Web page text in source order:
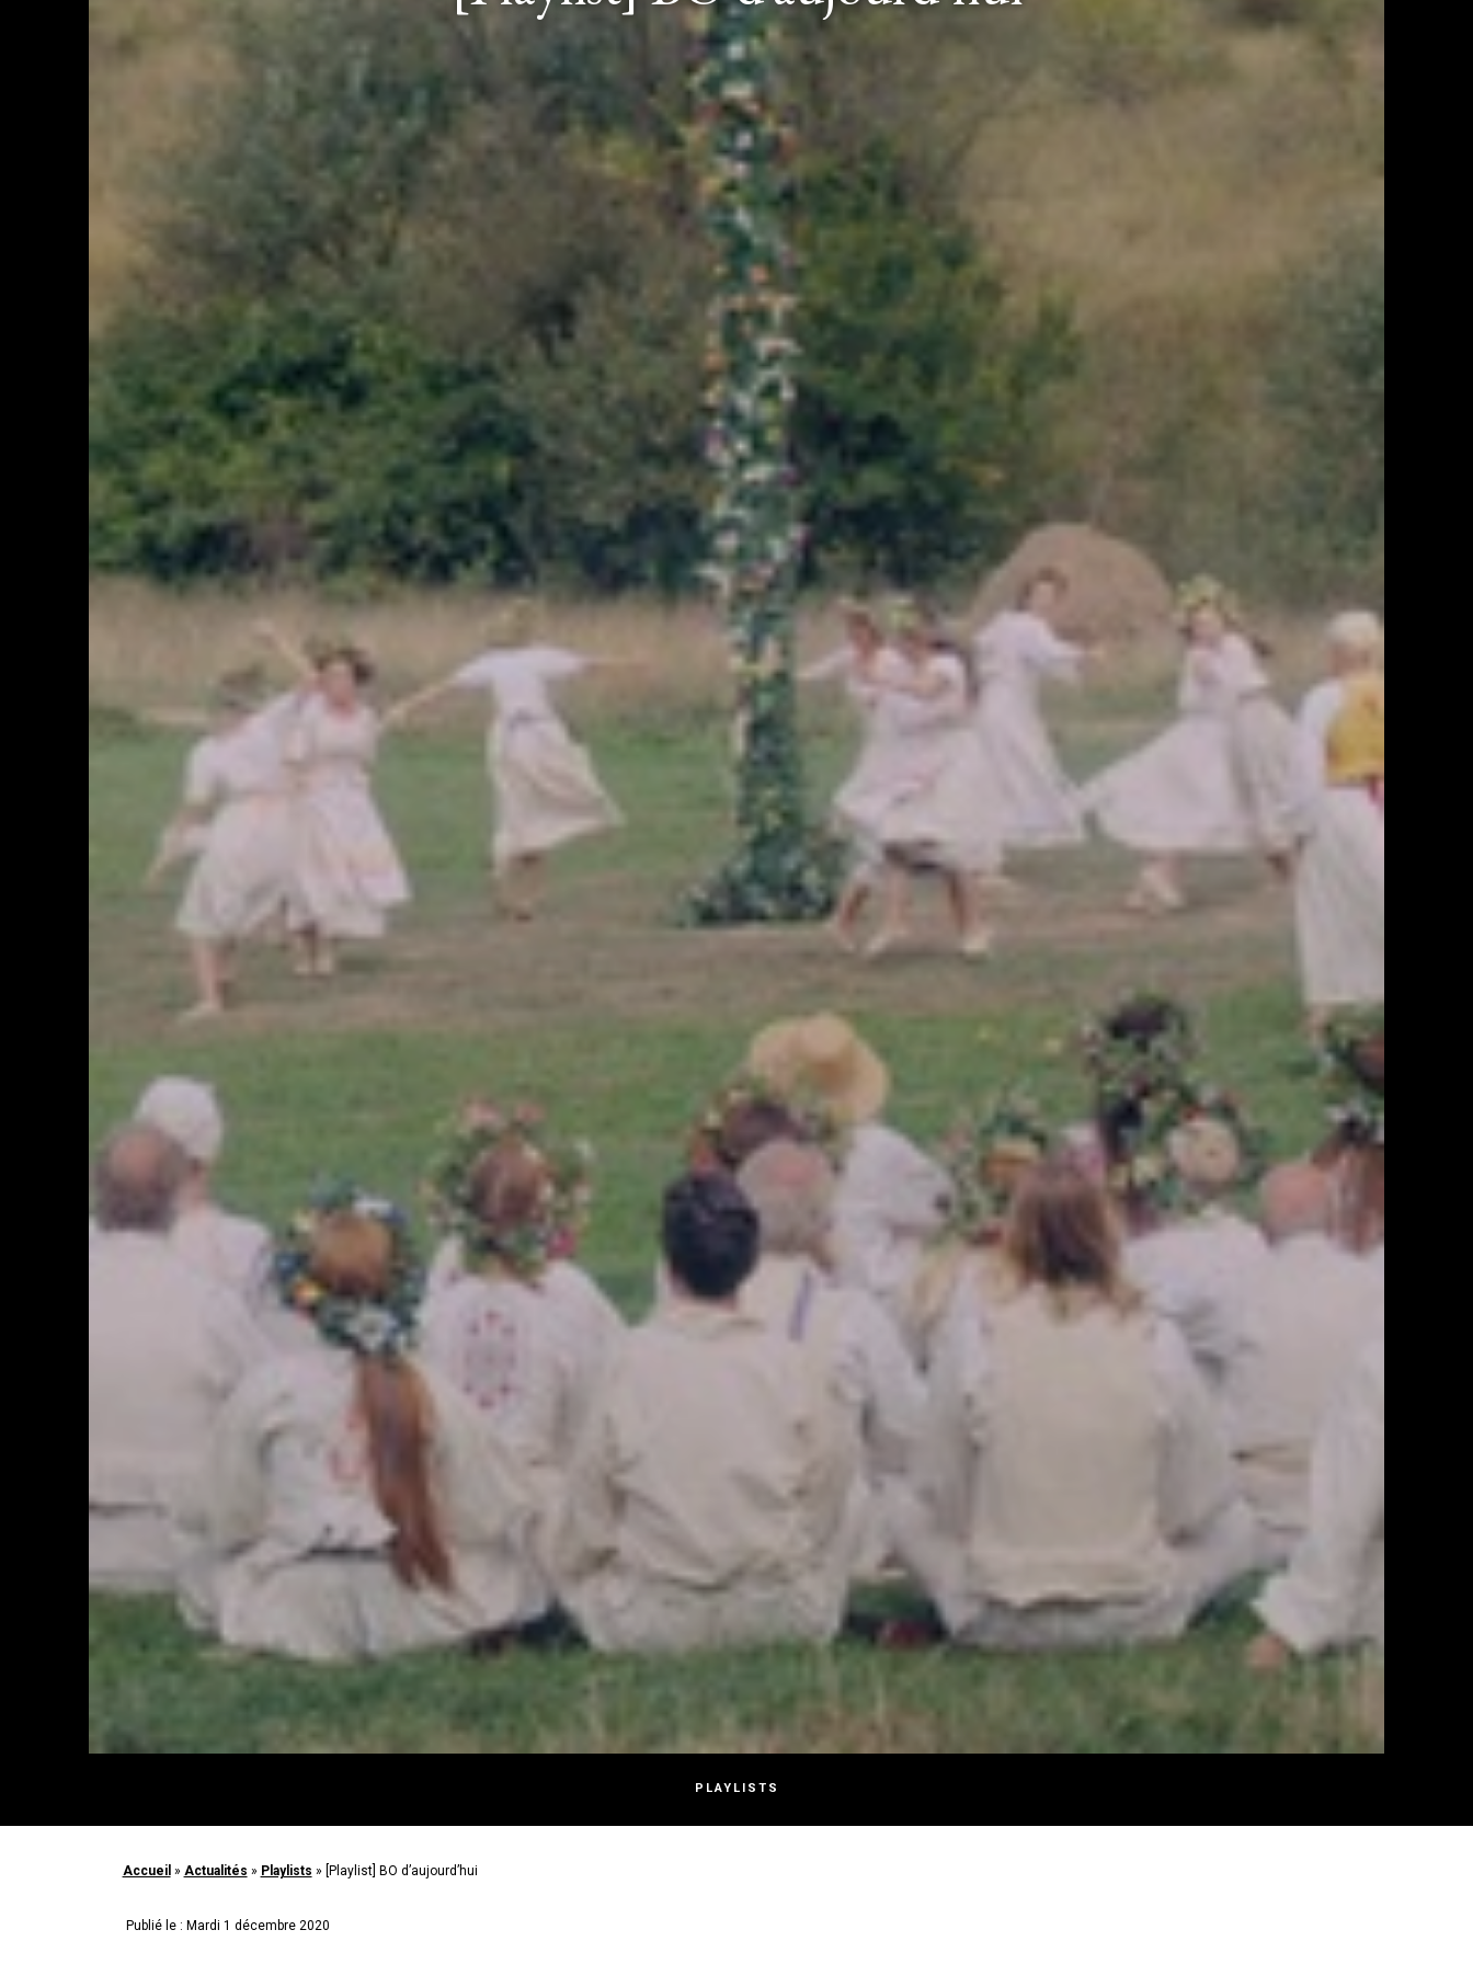
PLAYLISTS
Accueil » Actualités » Playlists » [Playlist] BO d’aujourd’hui
Publié le : Mardi 1 décembre 2020